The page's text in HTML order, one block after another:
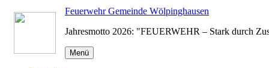
Zum
Inhalt
Feuerwehr Gemeinde Wölpinghausen
Jahresmotto 2026: "FEUERWEHR – Stark durch
Menü